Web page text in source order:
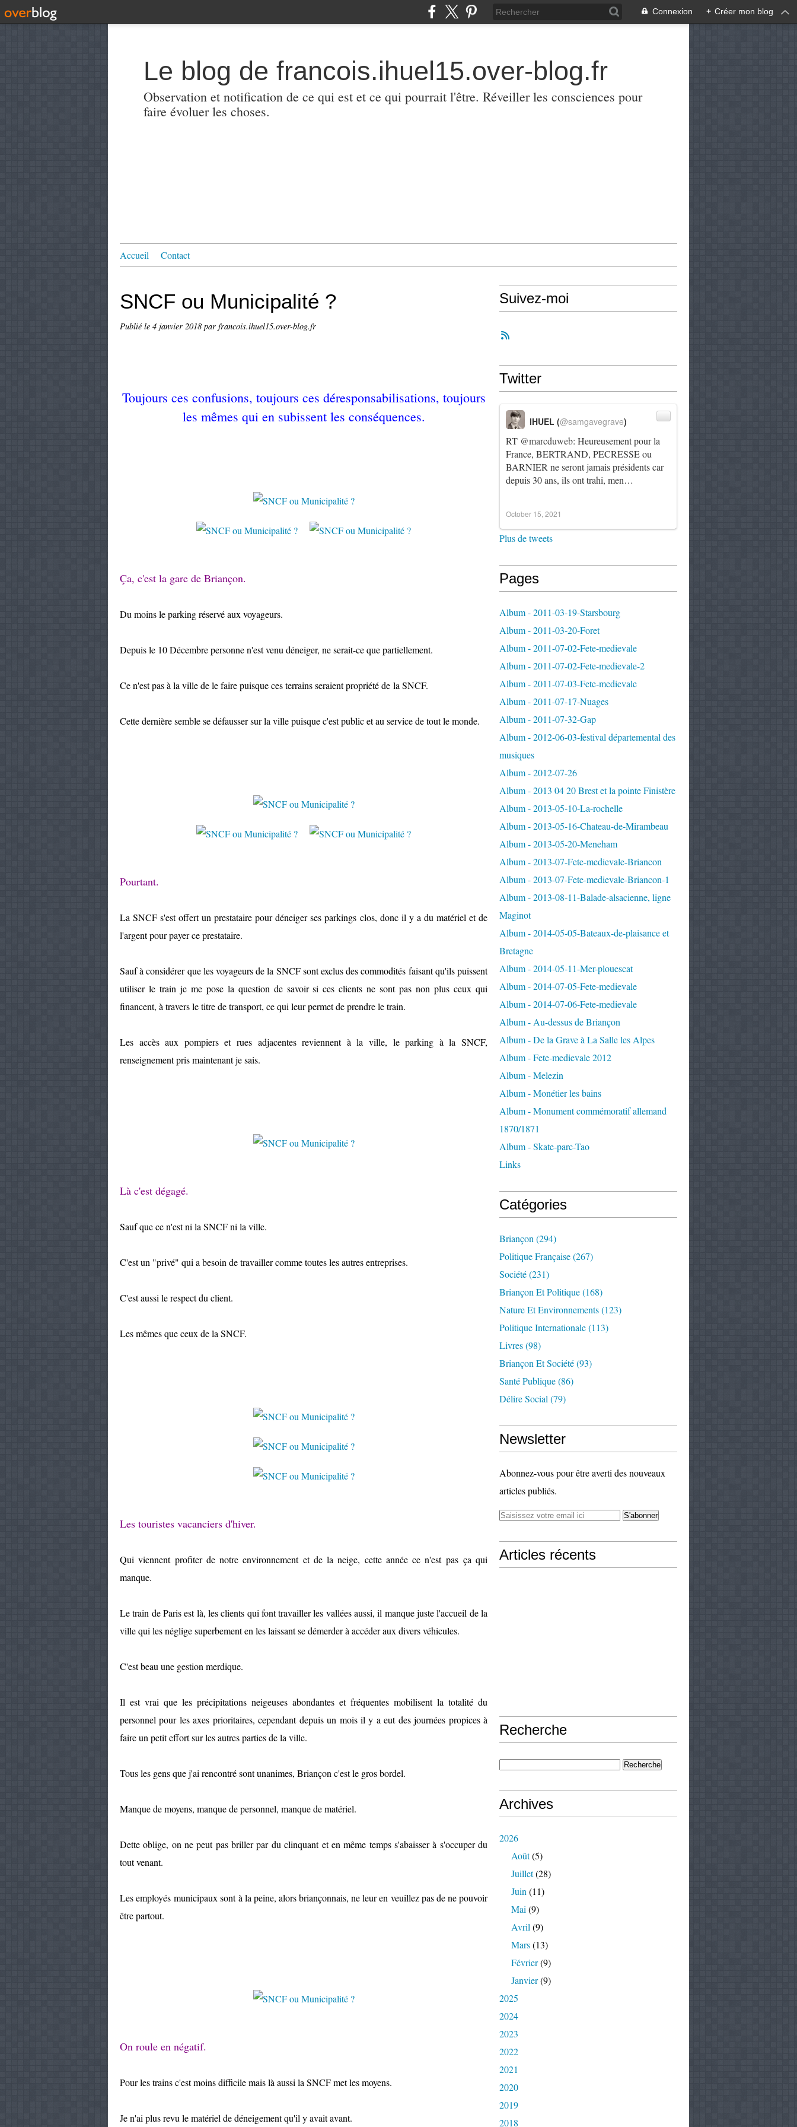
Connexion + Créer mon blog
Le blog de francois.ihuel15.over-blog.fr
Observation et notification de ce qui est et ce qui pourrait l'être. Réveiller les consciences pour
faire évoluer les choses.
Accueil Contact
SNCF ou Municipalité ?
Publié le 4 janvier 2018 par francois.ihuel15.over-blog.fr
Toujours ces confusions, toujours ces déresponsabilisations, toujours
les mêmes qui en subissent les conséquences.
Ça, c'est la gare de Briançon.
Du moins le parking réservé aux voyageurs.
Depuis le 10 Décembre personne n'est venu déneiger, ne serait-ce que partiellement.
Ce n'est pas à la ville de le faire puisque ces terrains seraient propriété de la SNCF.
Cette dernière semble se défausser sur la ville puisque c'est public et au service de tout le monde.
Pourtant.
La SNCF s'est offert un prestataire pour déneiger ses parkings clos, donc il y a du matériel et de
l'argent pour payer ce prestataire.
Sauf à considérer que les voyageurs de la SNCF sont exclus des commodités faisant qu'ils puissent
utiliser le train je me pose la question de savoir si ces clients ne sont pas non plus ceux qui
financent, à travers le titre de transport, ce qui leur permet de prendre le train.
Les accès aux pompiers et rues adjacentes reviennent à la ville, le parking à la SNCF,
renseignement pris maintenant je sais.
Là c'est dégagé.
Sauf que ce n'est ni la SNCF ni la ville.
C'est un "privé" qui a besoin de travailler comme toutes les autres entreprises.
C'est aussi le respect du client.
Les mêmes que ceux de la SNCF.
Les touristes vacanciers d'hiver.
Qui viennent profiter de notre environnement et de la neige, cette année ce n'est pas ça qui
manque.
Le train de Paris est là, les clients qui font travailler les vallées aussi, il manque juste l'accueil de la
ville qui les néglige superbement en les laissant se démerder à accéder aux divers véhicules.
C'est beau une gestion merdique.
Il est vrai que les précipitations neigeuses abondantes et fréquentes mobilisent la totalité du
personnel pour les axes prioritaires, cependant depuis un mois il y a eut des journées propices à
faire un petit effort sur les autres parties de la ville.
Tous les gens que j'ai rencontré sont unanimes, Briançon c'est le gros bordel.
Manque de moyens, manque de personnel, manque de matériel.
Dette oblige, on ne peut pas briller par du clinquant et en même temps s'abaisser à s'occuper du
tout venant.
Les employés municipaux sont à la peine, alors briançonnais, ne leur en veuillez pas de ne pouvoir
être partout.
On roule en négatif.
Pour les trains c'est moins difficile mais là aussi la SNCF met les moyens.
Je n'ai plus revu le matériel de déneigement qu'il y avait avant.
Suivez-moi
Twitter
RT @marcduweb: Heureusement pour la
France, BERTRAND, PECRESSE ou
BARNIER ne seront jamais présidents car
depuis 30 ans, ils ont trahi, men…
IHUEL (@samgavegrave)
October 15, 2021
Plus de tweets
Pages
Album - 2011-03-19-Starsbourg
Album - 2011-03-20-Foret
Album - 2011-07-02-Fete-medievale
Album - 2011-07-02-Fete-medievale-2
Album - 2011-07-03-Fete-medievale
Album - 2011-07-17-Nuages
Album - 2011-07-32-Gap
Album - 2012-06-03-festival départemental des
musiques
Album - 2012-07-26
Album - 2013 04 20 Brest et la pointe Finistère
Album - 2013-05-10-La-rochelle
Album - 2013-05-16-Chateau-de-Mirambeau
Album - 2013-05-20-Meneham
Album - 2013-07-Fete-medievale-Briancon
Album - 2013-07-Fete-medievale-Briancon-1
Album - 2013-08-11-Balade-alsacienne, ligne
Maginot
Album - 2014-05-05-Bateaux-de-plaisance et
Bretagne
Album - 2014-05-11-Mer-plouescat
Album - 2014-07-05-Fete-medievale
Album - 2014-07-06-Fete-medievale
Album - Au-dessus de Briançon
Album - De la Grave à La Salle les Alpes
Album - Fete-medievale 2012
Album - Melezin
Album - Monétier les bains
Album - Monument commémoratif allemand
1870/1871
Album - Skate-parc-Tao
Links
Catégories
Briançon (294)
Politique Française(267)
Société(231)
Briançon Et Politique(168)
Nature Et Environnements(123)
Politique Internationale(113)
Livres(98)
Briançon Et Société(93)
Santé Publique(86)
Délire Social (79)
Newsletter
Abonnez-vous pour être averti des nouveaux
articles publiés.
Articles récents
Recherche
Archives
2026
Août(5)
Juillet(28)
Juin (11)
Mai (9)
Avril (9)
Mars(13)
Février(9)
Janvier(9)
2025
2024
2023
2022
2021
2020
2019
2018